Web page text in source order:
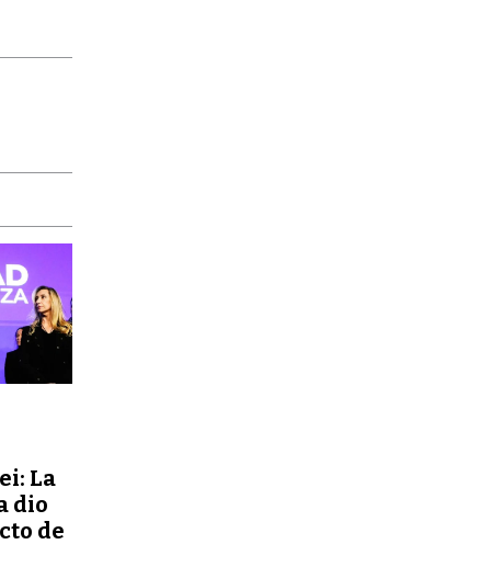
La
dio
de